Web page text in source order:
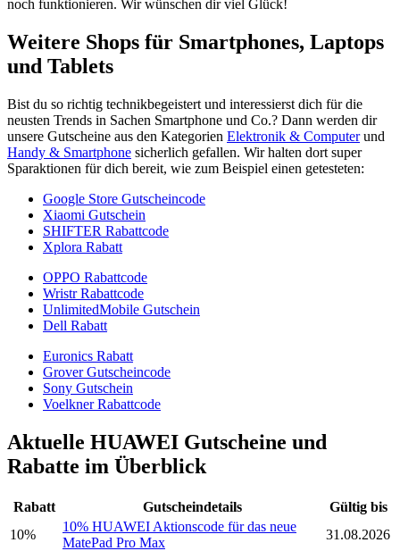
noch funktionieren. Wir wünschen dir viel Glück!
Weitere Shops für Smartphones, Laptops
und Tablets
Bist du so richtig technikbegeistert und interessierst dich für die
neusten Trends in Sachen Smartphone und Co.? Dann werden dir
unsere Gutscheine aus den Kategorien Elektronik & Computerund
Handy & Smartphone sicherlich gefallen. Wir halten dort super
Sparaktionen für dich bereit, wie zum Beispiel einen getesteten:
Google Store Gutscheincode
Xiaomi Gutschein
SHIFTER Rabattcode
Xplora Rabatt
OPPO Rabattcode
Wristr Rabattcode
UnlimitedMobile Gutschein
Dell Rabatt
Euronics Rabatt
Grover Gutscheincode
Sony Gutschein
Voelkner Rabattcode
Aktuelle HUAWEI Gutscheine und
Rabatte im Überblick
Rabatt Gutscheindetails
Gültig bis
10%
10% HUAWEI Aktionscode für das neue
MatePad Pro Max
31.08.2026